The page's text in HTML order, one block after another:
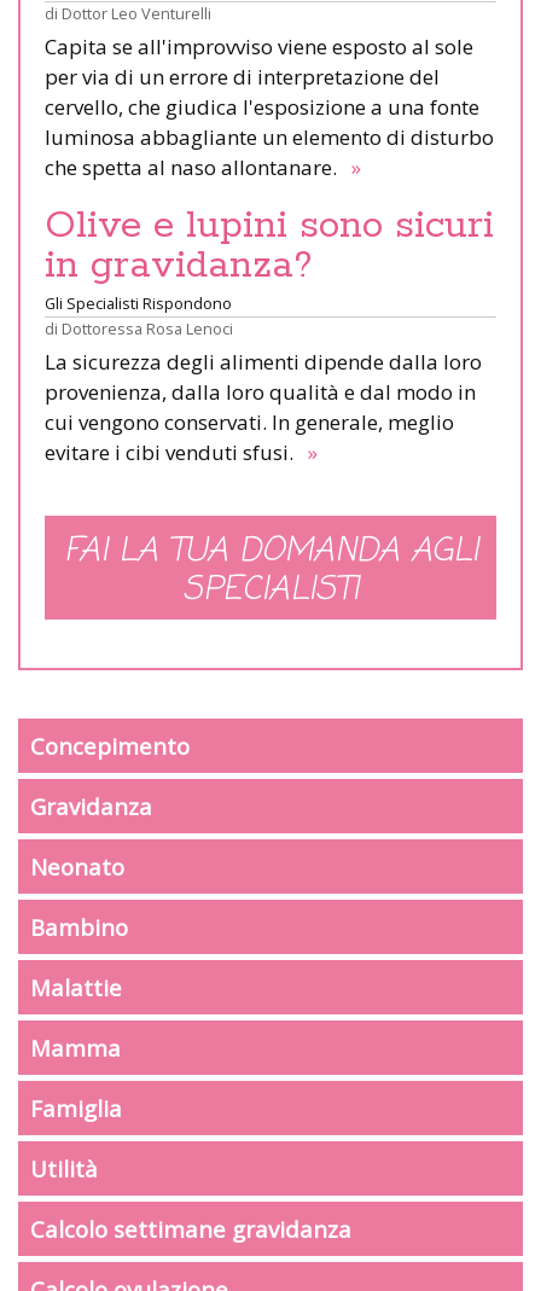
di Dottor Leo Venturelli
Capita se all'improvviso viene esposto al sole
per via di un errore di interpretazione del
cervello, che giudica l'esposizione a una fonte
luminosa abbagliante un elemento di disturbo
che spetta al naso allontanare. »
Olive e lupini sono sicuri
in gravidanza?
Gli Specialisti Rispondono
di Dottoressa Rosa Lenoci
La sicurezza degli alimenti dipende dalla loro
provenienza, dalla loro qualità e dal modo in
cui vengono conservati. In generale, meglio
evitare i cibi venduti sfusi. »
FAI LA TUA DOMANDA AGLI
SPECIALISTI
Concepimento
Gravidanza
Neonato
Bambino
Malattie
Mamma
Famiglia
Utilità
Calcolo settimane gravidanza